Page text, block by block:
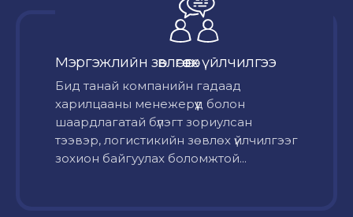
Мэргэжлийн зөвлөгөө өгөх үйлчилгээ
Бид танай компанийн гадаад
харилцааны менежерүүд болон
шаардлагатай бүлэгт зориулсан
тээвэр, логистикийн зөвлөх үйлчилгээг
зохион байгуулах боломжтой...